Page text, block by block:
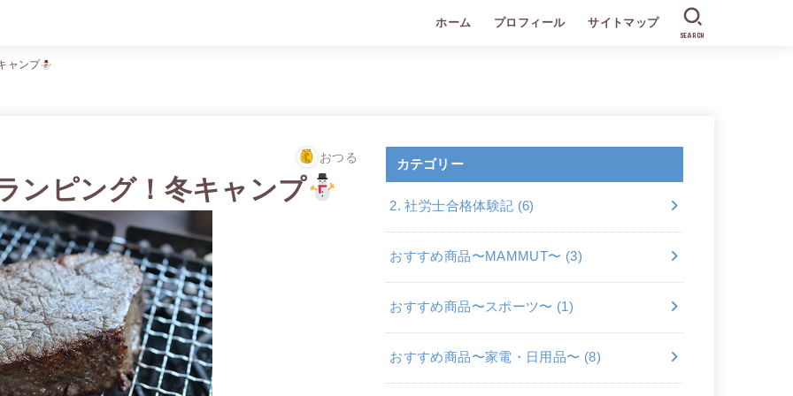
ホーム プロフィール サイトマップ
SEARCH
ャンプ
おつる
ンピング！冬キャンプ
カテゴリー
2. 社労士合格体験記 (6)
おすすめ商品〜MAMMUT〜 (3)
おすすめ商品〜スポーツ〜 (1)
おすすめ商品〜家電・日用品〜 (8)